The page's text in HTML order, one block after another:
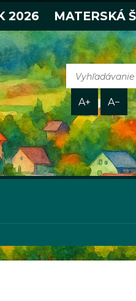
2026 MATERSKÁ
A+ A−